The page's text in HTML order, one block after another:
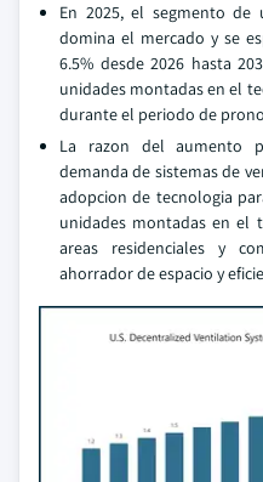
En 2025, el segmento
domina el mercado y se
6.5% desde 2026 hasta
unidades montadas en el
durante el periodo de
La razon del aumento
demanda de sistemas de
adopcion de tecnologia
unidades montadas en el
areas residenciales y
ahorrador de espacio y